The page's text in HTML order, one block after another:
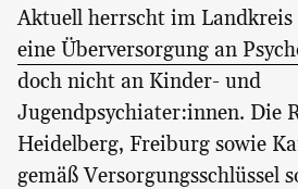
Aktuell herrscht im Landkreis
eine Überversorgung an
doch nicht an Kinder- und
Jugendpsychiater:innen. Die
Heidelberg, Freiburg sowie
gemäß Versorgungsschlüssel